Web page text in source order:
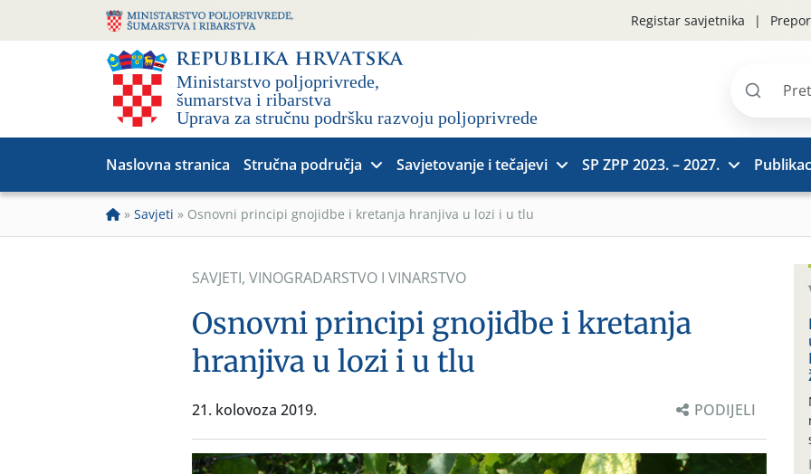
Registar savjetnika
Pretraži
Naslovna stranica Stručna područja Savjetovanje i tečajevi SP ZPP 2023. – 2027.
» Savjeti » Osnovni principi gnojidbe i kretanja hranjiva u lozi i u tlu
SAVJETI, VINOGRADARSTVO I VINARSTVO
Osnovni principi gnojidbe i kretanja
hranjiva u lozi i u tlu
21. kolovoza 2019. PODIJELI